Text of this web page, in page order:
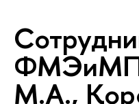
ФМЭиМП
М.А.,